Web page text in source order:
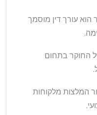
הוא עורך דין מוסמך
החוקר בתחום
המלצות מלקוחות